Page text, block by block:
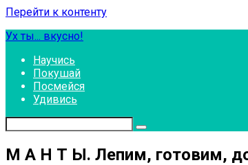
Перейти к контенту
Ух ты... вкусно!
Научись
Покушай
Посмейся
Удивись
М А Н Т Ы. Лепим, готовим,